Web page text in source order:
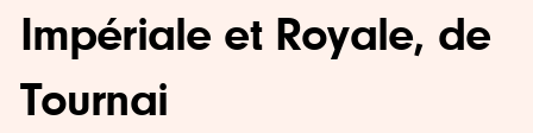
Impériale et Royale, de
Tournai